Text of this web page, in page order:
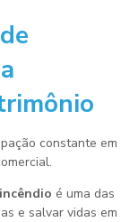
constante em
é uma das
e salvar vidas em